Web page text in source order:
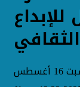
الثقافي
السبت 16 أغسطس